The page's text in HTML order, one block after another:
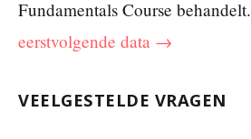
Fundamentals Course behandelt.
eerstvolgende data →
VEELGESTELDE VRAGEN